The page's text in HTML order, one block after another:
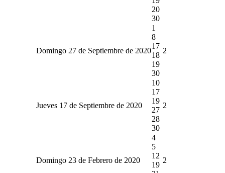
20
30
Domingo 27 de Septiembre de 2020
1
8
17
18
19
30
2
Jueves 17 de Septiembre de 2020
10
17
19
27
28
30
2
Domingo 23 de Febrero de 2020
4
5
12
19
2